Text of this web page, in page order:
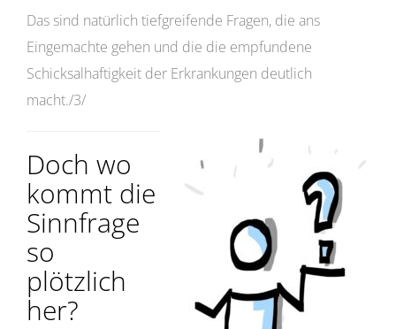
Das sind natürlich tiefgreifende Fragen, die ans
Eingemachte gehen und die die empfundene
Schicksalhaftigkeit der Erkrankungen deutlich
macht./3/
Doch wo
kommt die
Sinnfrage
so
plötzlich
her?